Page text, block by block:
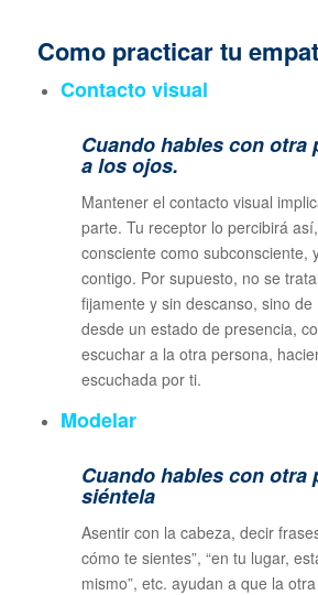
Como practicar tu
Contacto visual
Cuando hables con otra
a los ojos.
Mantener el contacto visual
parte. Tu receptor lo percibirá
consciente como subconsciente,
contigo. Por supuesto, no se
fijamente y sin descanso, sino
desde un estado de presencia,
escuchar a la otra persona,
escuchada por ti.
Modelar
Cuando hables con otra
siéntela
Asentir con la cabeza, decir
cómo te sientes”, “en tu lugar,
mismo”, etc. ayudan a que la